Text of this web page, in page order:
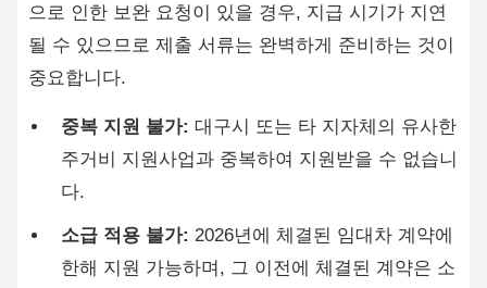
으로 인한 보완 요청이 있을 경우, 지급 시기가 지연
될 수 있으므로 제출 서류는 완벽하게 준비하는 것이
중요합니다.
중복 지원 불가: 대구시 또는 타 지자체의 유사한
주거비 지원사업과 중복하여 지원받을 수 없습니
다.
소급 적용 불가: 2026년에 체결된 임대차 계약에
한해 지원 가능하며, 그 이전에 체결된 계약은 소